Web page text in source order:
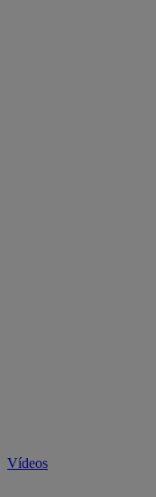
Vídeos